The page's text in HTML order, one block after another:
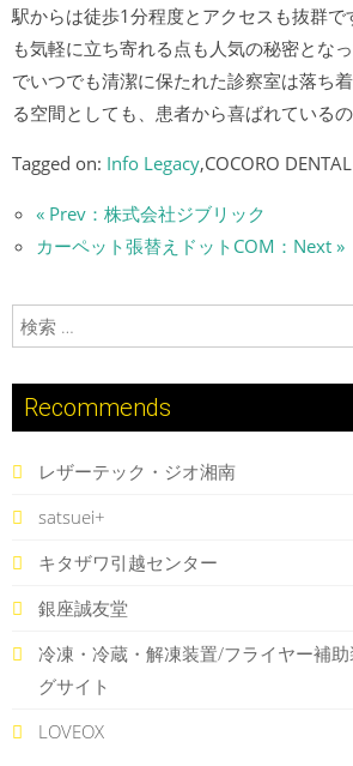
駅からは徒歩1分程度とアクセスも抜群で
も気軽に立ち寄れる点も人気の秘密とな
でいつでも清潔に保たれた診察室は落ち
る空間としても、患者から喜ばれているの
Tagged on: Info Legacy,COCORO DENTAL
« Prev：株式会社ジブリック
カーペット張替えドットCOM：Next »
検索:
Recommends
レザーテック・ジオ湘南
satsuei+
キタザワ引越センター
銀座誠友堂
冷凍・冷蔵・解凍装置/フライヤー補
グサイト
LOVEOX